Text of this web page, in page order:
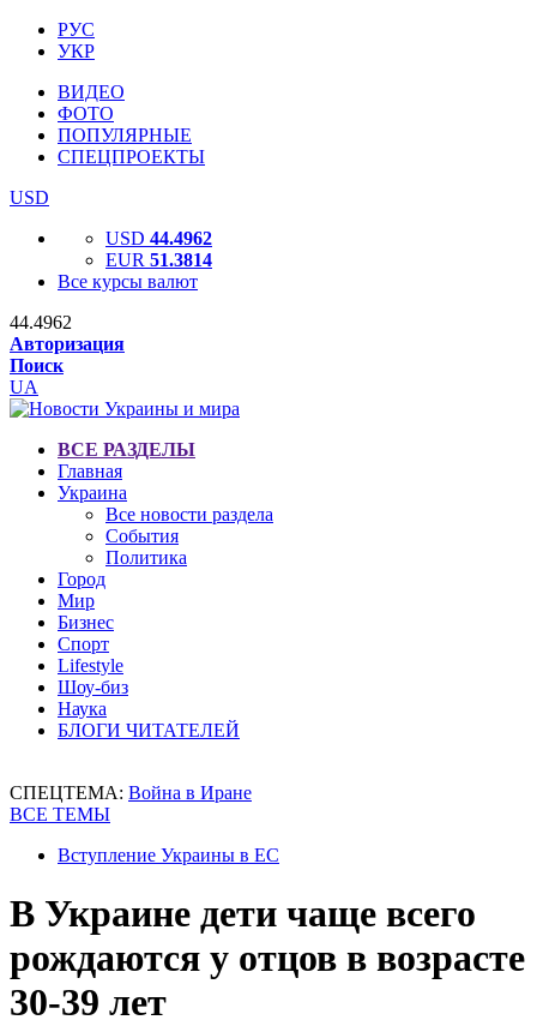
РУС
УКР
ВИДЕО
ФОТО
ПОПУЛЯРНЫЕ
СПЕЦПРОЕКТЫ
USD
USD 44.4962
EUR 51.3814
Все курсы валют
44.4962
Авторизация
Поиск
UA
ВСЕ РАЗДЕЛЫ
Главная
Украина
Все новости раздела
События
Политика
Город
Мир
Бизнес
Спорт
Lifestyle
Шоу-биз
Наука
БЛОГИ ЧИТАТЕЛЕЙ
СПЕЦТЕМА: Война в Иране
ВСЕ ТЕМЫ
Вступление Украины в ЕС
В Украине дети чаще всего
рождаются у отцов в возрасте
30-39 лет